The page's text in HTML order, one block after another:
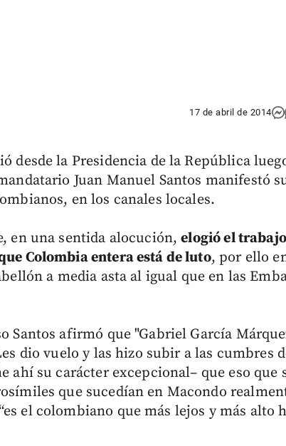
17 de abril de 2014
desde la Presidencia de la República
Juan Manuel Santos manifestó
en los canales locales.
en una sentida alocución,elogió el
Colombia entera está de luto, por ello
a media asta al igual que en las
Santos afirmó que "Gabriel García
dio vuelo y las hizo subir a las cumbres
ahí su carácter excepcional– que eso que
que sucedían en Macondo
el colombiano que más lejos y más alto